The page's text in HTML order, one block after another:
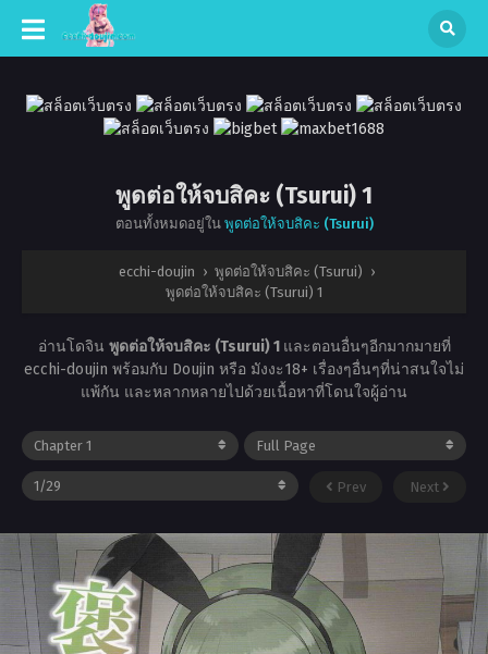
พูดต่อให้จบสิคะ (Tsurui) 1
ตอนทั้งหมดอยู่ใน พูดต่อให้จบสิคะ (Tsurui)
ecchi-doujin › พูดต่อให้จบสิคะ (Tsurui) ›
พูดต่อให้จบสิคะ (Tsurui) 1
อ่านโดจิน พูดต่อให้จบสิคะ (Tsurui) 1 และตอนอื่นๆอีกมากมายที่
ecchi-doujin พร้อมกับ Doujin หรือ มังงะ18+ เรื่องๆอื่นๆที่น่าสนใจไม่
แพ้กัน และหลากหลายไปด้วยเนื้อหาที่โดนใจผู้อ่าน
Prev Next